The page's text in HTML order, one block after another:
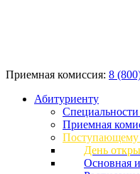
Приемная комиссия: 8
Абитуриенту
Приемная
Поступающему
День
Основная